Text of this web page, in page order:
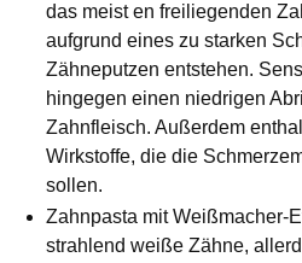
das meist en freiliegenden
aufgrund eines zu starken
Zähneputzen entstehen.
hingegen einen niedrigen
Zahnfleisch. Außerdem
Wirkstoffe, die die
sollen.
Zahnpasta mit Weißmacher-
strahlend weiße Zähne,